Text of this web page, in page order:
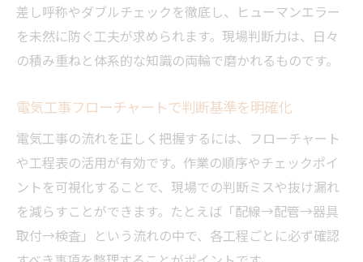
差し呼称やダブルチェックを徹底し、ヒューマンエラー
を未然に防ぐ工夫が求められます。現場判断力は、日々
の積み重ねと体系的な知識の両輪で磨かれるものです。
電気工事フローチャートで判断基準を明確化
電気工事の流れを正しく把握するには、フローチャート
や工程表の活用が有効です。作業の順序やチェックポイ
ントを可視化することで、現場での判断ミスや抜け漏れ
を減らすことができます。たとえば「配線→配管→器具
取付→検査」という流れの中で、各工程ごとに必ず確認